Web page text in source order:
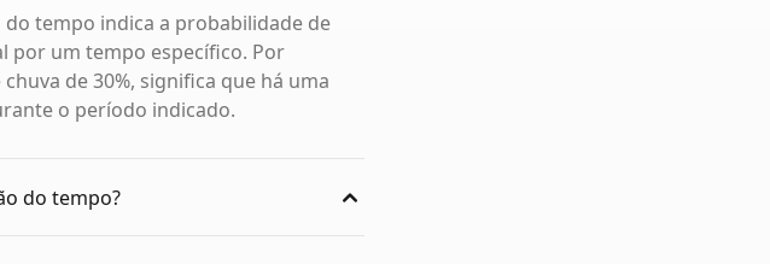
tempo indica a probabilidade de
por um tempo específico. Por
de 30%, significa que há uma
o período indicado.
do tempo?